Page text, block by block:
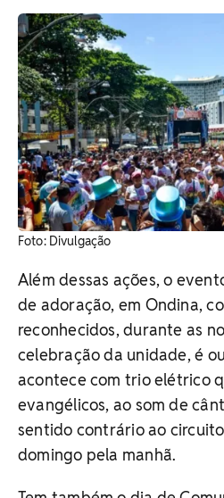
Foto: Divulgação
Além dessas ações, o
de adoração, em Ondina,
reconhecidos, durante as
celebração da unidade, é
acontece com trio elétrico
evangélicos, ao som de
sentido contrário ao
domingo pela manhã.